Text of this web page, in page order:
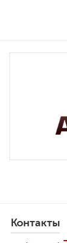
Контакты